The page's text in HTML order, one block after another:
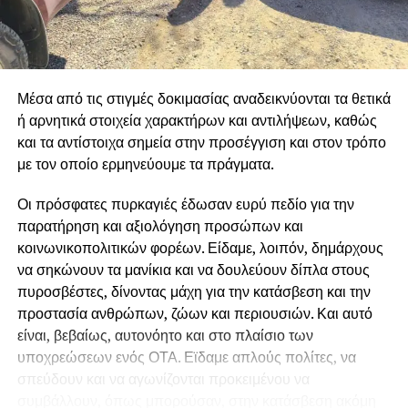
της Ε.Ε, οι οποίες αντί να σχεδιάσουν ολοκληρωμένο
σχέδιο αντιπυρικής προστασίας, αφήνουν χωρίς
προσωπικό, χωρίς μέσα και χωρίς χρηματοδότηση
αντιπυρικής προστασίας, δημιουργώντας άπλετο χώρο
ώστε να κάνουν «πάρτι» εργολάβοι και εταιρείες.
Διεκδικούμε άμεση στελέχωση όλων των Δασαρχείων,
Προστασίας και ολοκληρωμένα έργα πρόληψης, ώστε
να σταματήσουμε να είμαστε κάθε καλοκαίρι αντιμέτωποι
με τους ίδιους κινδύνους και τις καταστροφές.
Μέσα από τις στιγμές δοκιμασίας αναδεικνύονται τα θετικά
ή αρνητικά στοιχεία χαρακτήρων και αντιλήψεων, καθώς
και τα αντίστοιχα σημεία στην προσέγγιση και στον τρόπο
με τον οποίο ερμηνεύουμε τα πράγματα.
Οι πρόσφατες πυρκαγιές έδωσαν ευρύ πεδίο για την
παρατήρηση και αξιολόγηση προσώπων και
κοινωνικοπολιτικών φορέων. Είδαμε, λοιπόν, δημάρχους
να σηκώνουν τα μανίκια και να δουλεύουν δίπλα στους
πυροσβέστες, δίνοντας μάχη για την κατάσβεση και την
προστασία ανθρώπων, ζώων και περιουσιών. Και αυτό
είναι, βεβαίως, αυτονόητο και στο πλαίσιο των
υποχρεώσεων ενός ΟΤΑ. Εϊδαμε απλούς πολίτες, να
σπεύδουν και να αγωνίζονται προκειμένου να